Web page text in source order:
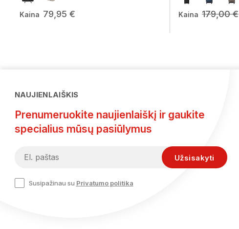
Kaina 79,95 € Kaina 179,00 €
NAUJIENLAIŠKIS
Prenumeruokite naujienlaiškį ir gaukite
specialius mūsų pasiūlymus
Susipažinau su Privatumo politika